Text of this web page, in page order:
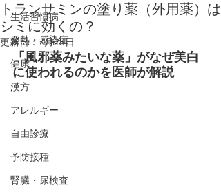
生活習慣病
発熱・感染症
健康
漢方
アレルギー
自由診療
予防接種
腎臓・尿検査
トランサミンの塗り薬（外用薬）は
シミに効くの？
更新日： 7月23日
「風邪薬みたいな薬」がなぜ美白
に使われるのかを医師が解説